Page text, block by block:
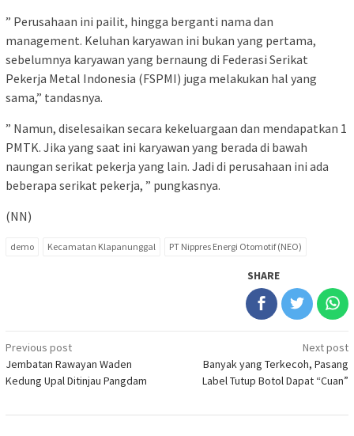
” Perusahaan ini pailit, hingga berganti nama dan
management. Keluhan karyawan ini bukan yang pertama,
sebelumnya karyawan yang bernaung di Federasi Serikat
Pekerja Metal Indonesia (FSPMI) juga melakukan hal yang
sama,” tandasnya.
” Namun, diselesaikan secara kekeluargaan dan mendapatkan 1
PMTK. Jika yang saat ini karyawan yang berada di bawah
naungan serikat pekerja yang lain. Jadi di perusahaan ini ada
beberapa serikat pekerja, ” pungkasnya.
(NN)
demo Kecamatan Klapanunggal PT Nippres Energi Otomotif (NEO)
SHARE
Post
navigation
Previous post
Jembatan Rawayan Waden
Kedung Upal Ditinjau Pangdam
Next post
Banyak yang Terkecoh, Pasang
Label Tutup Botol Dapat “Cuan”